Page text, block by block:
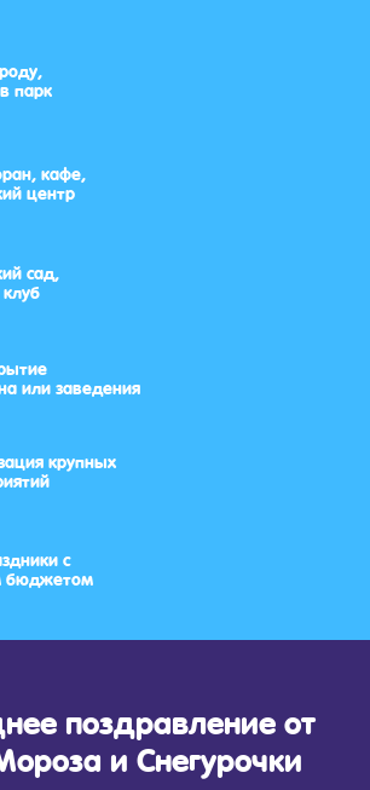
парк
кафе,
центр
сад,
или заведения
крупных
с
поздравление от
и Снегурочки